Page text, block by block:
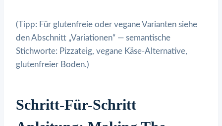
(Tipp: Für glutenfreie oder vegane Varianten siehe
den Abschnitt „Variationen“ — semantische
Stichworte: Pizzateig, vegane Käse-Alternative,
glutenfreier Boden.)
Schritt-Für-Schritt